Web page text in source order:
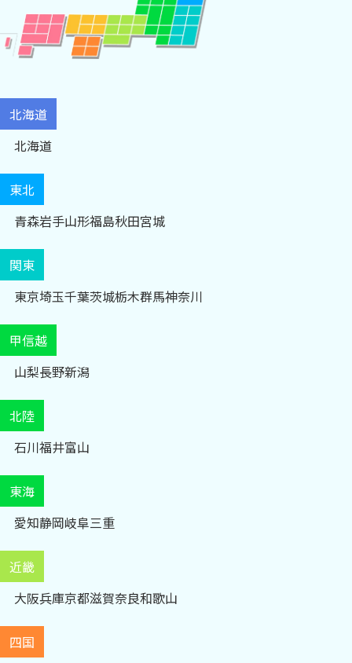
北海道
北海道
東北
青森岩手山形福島秋田宮城
関東
東京埼玉千葉茨城栃木群馬神奈川
甲信越
山梨長野新潟
北陸
石川福井富山
東海
愛知静岡岐阜三重
近畿
大阪兵庫京都滋賀奈良和歌山
四国